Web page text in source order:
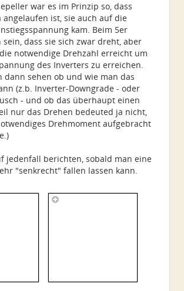
war es im Prinzip so, dass
angelaufen ist, sie auch auf die
kam. Beim 5er
sein, dass sie sich zwar dreht, aber
notwendige Drehzahl erreicht um
des Inverters zu erreichen.
dann sehen ob und wie man das
(z.b. Inverter-Downgrade - oder
- und ob das überhaupt einen
nur das Drehen bedeuted ja nicht,
Drehmoment aufgebracht
jedenfall berichten, sobald man eine
"senkrecht" fallen lassen kann.